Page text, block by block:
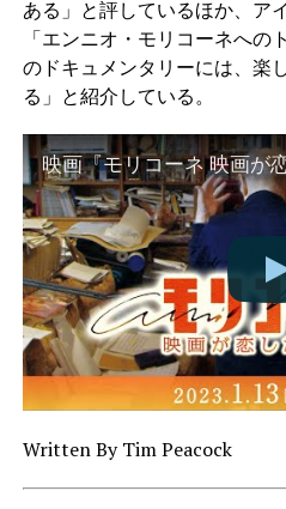
ある」と評しているほか、ア
「エンニオ・モリコーネへの
のドキュメンタリーには、楽
る」と紹介している。
Written By Tim Peacock